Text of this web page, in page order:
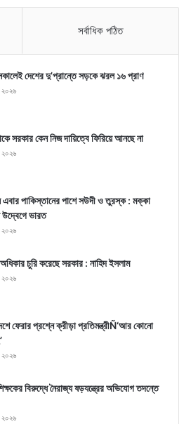
সর্বাধিক পঠিত
দেশের দু’প্রান্তে সড়কে ঝরল ১৬ প্রাণ
সরকার কেন নিজ দায়িত্বে ফিরিয়ে আনছে না
এবার পাকিস্তানের পাশে সউদী ও তুরস্ক : মক্কা
উদ্বেগে ভারত
চুরি করেছে সরকার : নাহিদ ইসলাম
ফেরার প্রশ্নে ক্রীড়া প্রতিমন্ত্রীÑ‘আর কোনো
বিরুদ্ধে নৈরাজ্য ষড়যন্ত্রের অভিযোগ তদন্তে